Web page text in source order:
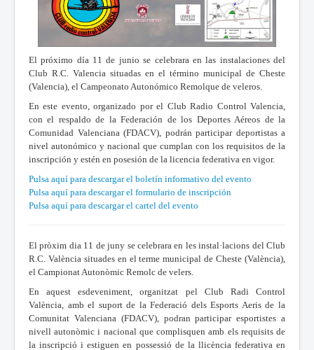
El próximo día 11 de junio se celebrara en las instalaciones del
Club R.C. Valencia situadas en el término municipal de Cheste
(Valencia), el Campeonato Autonómico Remolque de veleros.
En este evento, organizado por el Club Radio Control Valencia,
con el respaldo de la Federación de los Deportes Aéreos de la
Comunidad Valenciana (FDACV), podrán participar deportistas a
nivel autonómico y nacional que cumplan con los requisitos de la
inscripción y estén en posesión de la licencia federativa en vigor.
Pulsa aquí para descargar el boletín informativo del evento
Pulsa aquí para descargar el formulario de inscripción
Pulsa aquí para descargar el cartel del evento
El pròxim dia 11 de juny se celebrara en les instal·lacions del Club
R.C. València situades en el terme municipal de Cheste (València),
el Campionat Autonòmic Remolc de velers.
En aquest esdeveniment, organitzat pel Club Radi Control
València, amb el suport de la Federació dels Esports Aeris de la
Comunitat Valenciana (FDACV), podran participar esportistes a
nivell autonòmic i nacional que complisquen amb els requisits de
la inscripció i estiguen en possessió de la llicència federativa en